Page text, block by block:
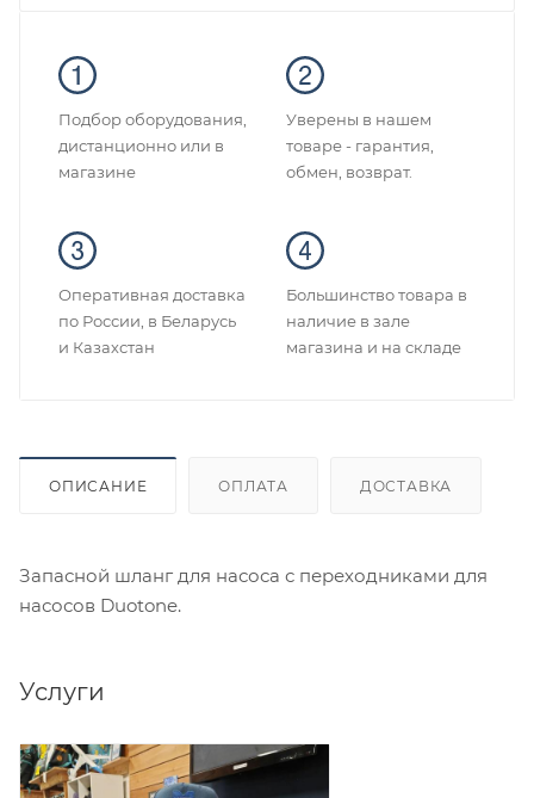
Подбор оборудования,
дистанционно или в
магазине
Уверены в нашем
товаре - гарантия,
обмен, возврат.
Оперативная доставка
по России, в Беларусь
и Казахстан
Большинство товара в
наличие в зале
магазина и на складе
ОПИСАНИЕ ОПЛАТА ДОСТАВКА
Запасной шланг для насоса с переходниками для
насосов Duotone.
Услуги